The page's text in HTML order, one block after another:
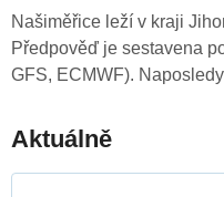
Našiměřice leží v kraji
Předpověď je sestavena
GFS, ECMWF).
Aktuálně